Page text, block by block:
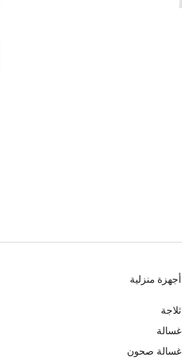
أجهزة منزلية
ثلاجة
غسالة
غسالة صحون